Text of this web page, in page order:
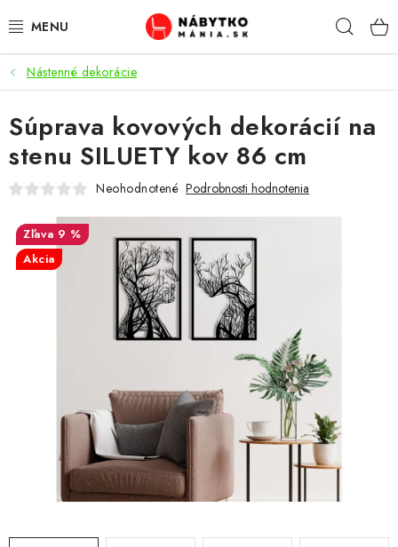
na
VÝPREDAJ
NOVINKY
OBÝVACIA IZBA
KUCHYŇA
SPÁĽŇA
DETSKÉ A ŠTUDENTSKÉ
DOPLNKY A DEKORÁCIE
ZÁHRADA
Nástenné dekorácie
Súprava kovových dekorácií na
stenu SILUETY kov 86 cm
Neohodnotené Podrobnosti hodnotenia
9 %
Akcia